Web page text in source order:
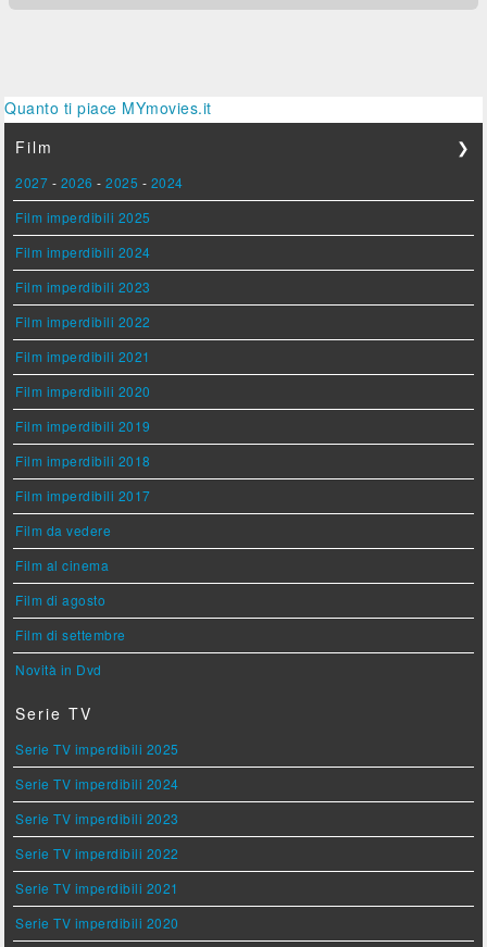
Quanto ti piace MYmovies.it
Film
❯
2027 - 2026 -2025 - 2024
Film imperdibili 2025
Film imperdibili 2024
Film imperdibili 2023
Film imperdibili 2022
Film imperdibili 2021
Film imperdibili 2020
Film imperdibili 2019
Film imperdibili 2018
Film imperdibili 2017
Film da vedere
Film al cinema
Film di agosto
Film di settembre
Novità in Dvd
Serie TV
Serie TV imperdibili 2025
Serie TV imperdibili 2024
Serie TV imperdibili 2023
Serie TV imperdibili 2022
Serie TV imperdibili 2021
Serie TV imperdibili 2020